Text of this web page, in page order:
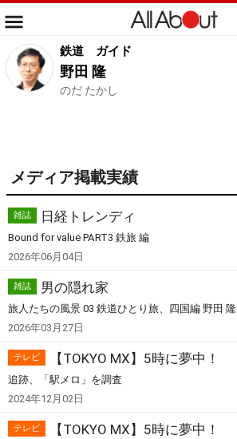
鉄道 ガイド
野田 隆
のだ たかし
メディア掲載実績
雑誌 日経トレンディ
Bound for value PART3 鉄旅 編
2026年06月04日
雑誌 男の隠れ家
旅人たちの風景 03 鉄道ひとり旅、四国編 野田 隆
2026年03月27日
テレビ 【TOKYO MX】5時に夢中！
追跡、「駅メロ」を調査
2024年12月02日
テレビ 【TOKYO MX】5時に夢中！